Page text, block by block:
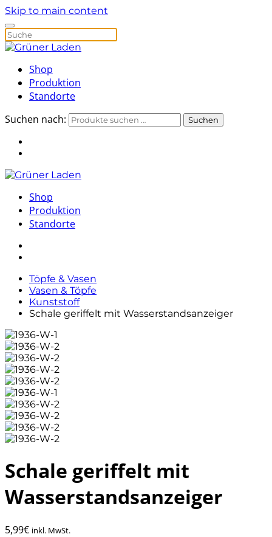
Skip to main content
Shop
Produktion
Standorte
Suchen nach:
Suchen
Shop
Produktion
Standorte
Töpfe & Vasen
Vasen & Töpfe
Kunststoff
Schale geriffelt mit Wasserstandsanzeiger
Schale geriffelt mit
Wasserstandsanzeiger
5,99€ inkl. MwSt.